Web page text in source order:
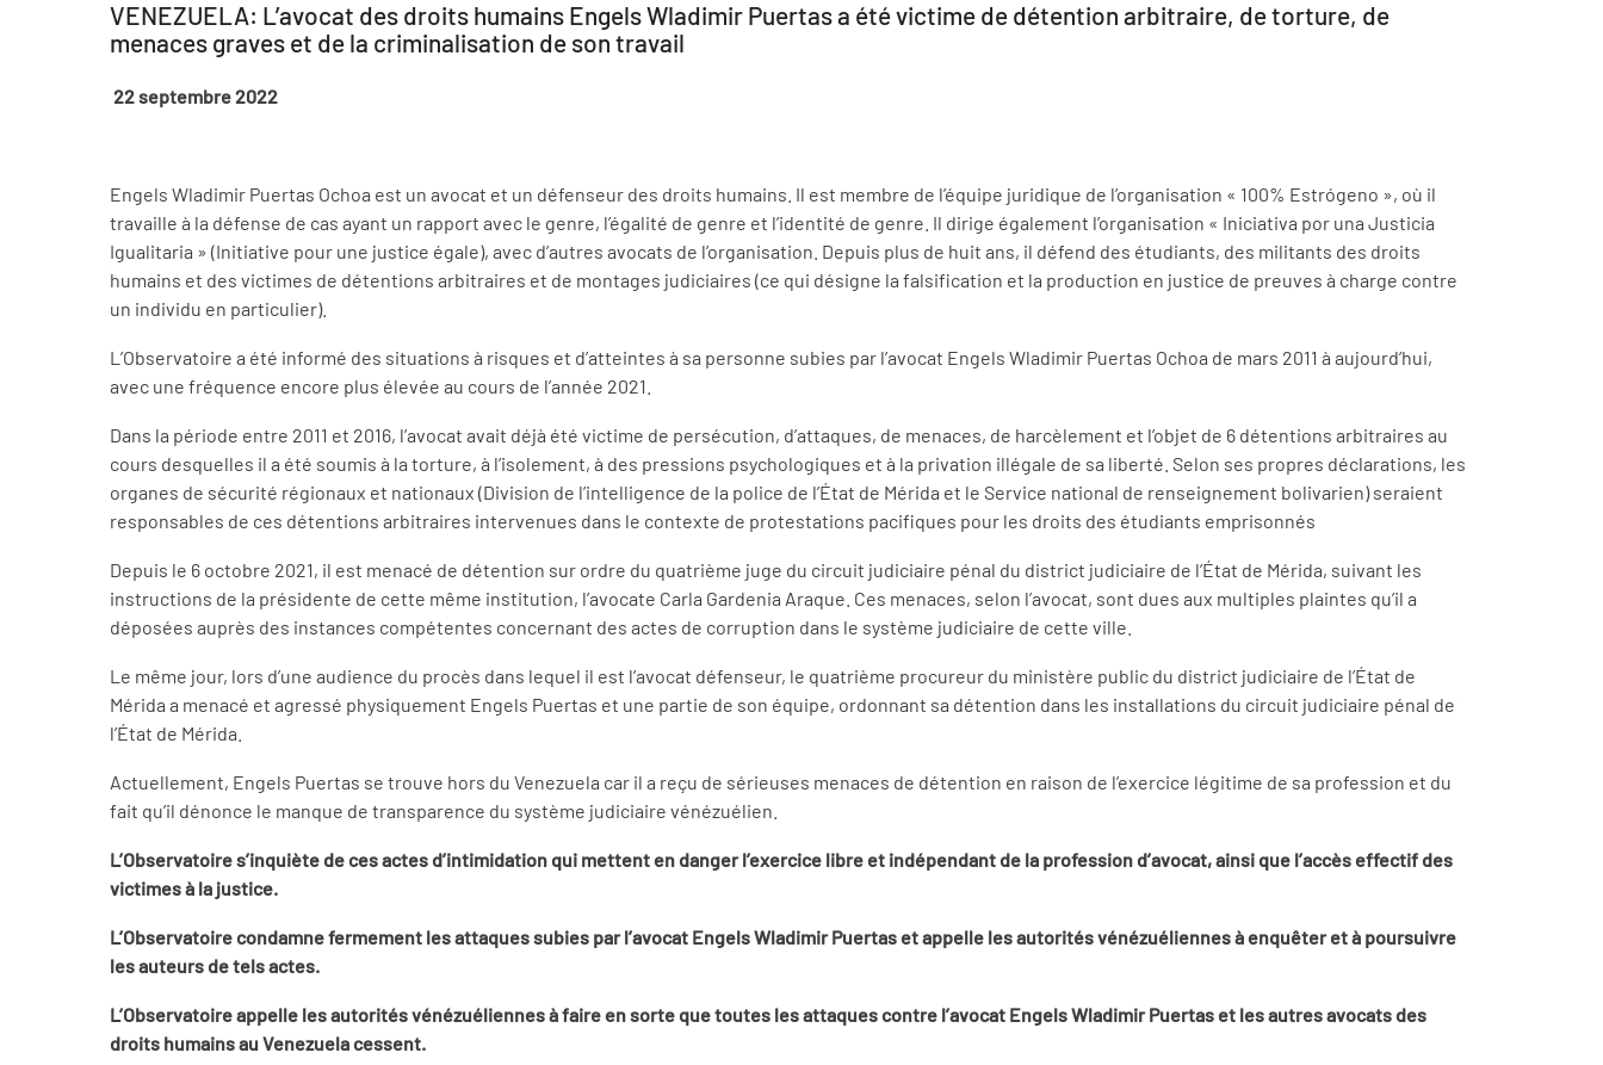
VENEZUELA: L’avocat des droits humains Engels Wladimir Puertas a été victime de détention arbitraire, de torture, de
menaces graves et de la criminalisation de son travail
22 septembre 2022
Engels Wladimir Puertas Ochoa est un avocat et un défenseur des droits humains. Il est membre de l’équipe juridique de l’organisation « 100% Estrógeno », où il
travaille à la défense de cas ayant un rapport avec le genre, l’égalité de genre et l’identité de genre. Il dirige également l’organisation « Iniciativa por una Justicia
Igualitaria » (Initiative pour une justice égale), avec d’autres avocats de l’organisation. Depuis plus de huit ans, il défend des étudiants, des militants des droits
humains et des victimes de détentions arbitraires et de montages judiciaires (ce qui désigne la falsification et la production en justice de preuves à charge contre
un individu en particulier).
L’Observatoire a été informé des situations à risques et d’atteintes à sa personne subies par l’avocat Engels Wladimir Puertas Ochoa de mars 2011 à aujourd’hui,
avec une fréquence encore plus élevée au cours de l’année 2021.
Dans la période entre 2011 et 2016, l’avocat avait déjà été victime de persécution, d’attaques, de menaces, de harcèlement et l’objet de 6 détentions arbitraires au
cours desquelles il a été soumis à la torture, à l’isolement, à des pressions psychologiques et à la privation illégale de sa liberté. Selon ses propres déclarations, les
organes de sécurité régionaux et nationaux (Division de l’intelligence de la police de l’État de Mérida et le Service national de renseignement bolivarien) seraient
responsables de ces détentions arbitraires intervenues dans le contexte de protestations pacifiques pour les droits des étudiants emprisonnés
Depuis le 6 octobre 2021, il est menacé de détention sur ordre du quatrième juge du circuit judiciaire pénal du district judiciaire de l’État de Mérida, suivant les
instructions de la présidente de cette même institution, l’avocate Carla Gardenia Araque. Ces menaces, selon l’avocat, sont dues aux multiples plaintes qu’il a
déposées auprès des instances compétentes concernant des actes de corruption dans le système judiciaire de cette ville.
Le même jour, lors d’une audience du procès dans lequel il est l’avocat défenseur, le quatrième procureur du ministère public du district judiciaire de l’État de
Mérida a menacé et agressé physiquement Engels Puertas et une partie de son équipe, ordonnant sa détention dans les installations du circuit judiciaire pénal de
l’État de Mérida.
Actuellement, Engels Puertas se trouve hors du Venezuela car il a reçu de sérieuses menaces de détention en raison de l’exercice légitime de sa profession et du
fait qu’il dénonce le manque de transparence du système judiciaire vénézuélien.
L’Observatoire s’inquiète de ces actes d’intimidation qui mettent en danger l’exercice libre et indépendant de la profession d’avocat, ainsi que l’accès effectif des
victimes à la justice.
L’Observatoire condamne fermement les attaques subies par l’avocat Engels Wladimir Puertas et appelle les autorités vénézuéliennes à enquêter et à poursuivre
les auteurs de tels actes.
L’Observatoire appelle les autorités vénézuéliennes à faire en sorte que toutes les attaques contre l’avocat Engels Wladimir Puertas et les autres avocats des
droits humains au Venezuela cessent.